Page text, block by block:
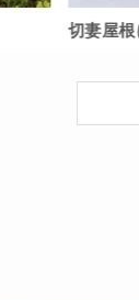
切妻屋